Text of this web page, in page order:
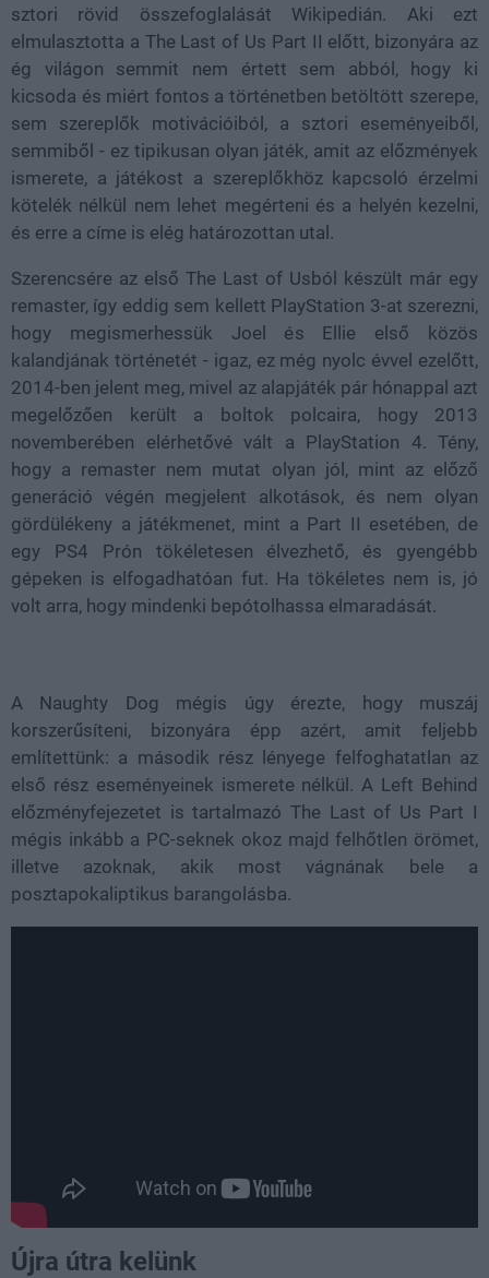
sztori rövid összefoglalását Wikipedián. Aki ezt
elmulasztotta a The Last of Us Part II előtt, bizonyára az
ég világon semmit nem értett sem abból, hogy ki
kicsoda és miért fontos a történetben betöltött szerepe,
sem szereplők motivációiból, a sztori eseményeiből,
semmiből - ez tipikusan olyan játék, amit az előzmények
ismerete, a játékost a szereplőkhöz kapcsoló érzelmi
kötelék nélkül nem lehet megérteni és a helyén kezelni,
és erre a címe is elég határozottan utal.
Szerencsére az első The Last of Usból készült már egy
remaster, így eddig sem kellett PlayStation 3-at szerezni,
hogy megismerhessük Joel és Ellie első közös
kalandjának történetét - igaz, ez még nyolc évvel ezelőtt,
2014-ben jelent meg, mivel az alapjáték pár hónappal azt
megelőzően került a boltok polcaira, hogy 2013
novemberében elérhetővé vált a PlayStation 4. Tény,
hogy a remaster nem mutat olyan jól, mint az előző
generáció végén megjelent alkotások, és nem olyan
gördülékeny a játékmenet, mint a Part II esetében, de
egy PS4 Prón tökéletesen élvezhető, és gyengébb
gépeken is elfogadhatóan fut. Ha tökéletes nem is, jó
volt arra, hogy mindenki bepótolhassa elmaradását.
A Naughty Dog mégis úgy érezte, hogy muszáj
korszerűsíteni, bizonyára épp azért, amit feljebb
említettünk: a második rész lényege felfoghatatlan az
első rész eseményeinek ismerete nélkül. A Left Behind
előzményfejezetet is tartalmazó The Last of Us Part I
mégis inkább a PC-seknek okoz majd felhőtlen örömet,
illetve azoknak, akik most vágnának bele a
posztapokaliptikus barangolásba.
Újra útra kelünk